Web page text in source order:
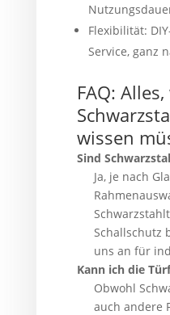
Flexibilität:
Service, ganz
FAQ:
wissen
Sind
Ja, je nach
Schallschutz
uns an für
Kann ich die
Obwohl
auch andere